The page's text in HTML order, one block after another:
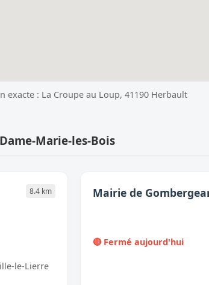
exacte : La Croupe au Loup, 41190 Herbault
Marie-les-Bois
8.4 km
le-Lierre
Mairie de
🔴 Fermé aujourd'hui